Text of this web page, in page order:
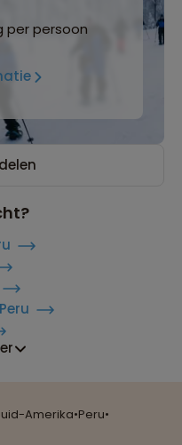
Amerika•Peru•
per persoon
cultuur en milieu